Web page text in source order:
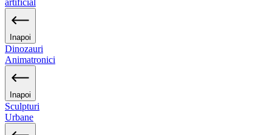
artificial
Inapoi
Dinozauri
Animatronici
Inapoi
Sculpturi
Urbane